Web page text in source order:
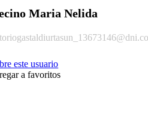
Maria Nelida
este usuario
a favoritos